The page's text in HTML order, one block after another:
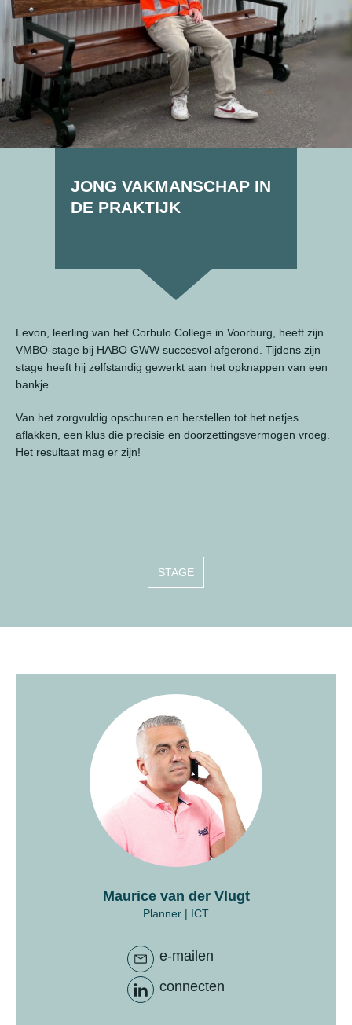
JONG VAKMANSCHAP IN
DE PRAKTIJK
Levon, leerling van het Corbulo College in Voorburg, heeft zijn
VMBO-stage bij HABO GWW succesvol afgerond. Tijdens zijn
stage heeft hij zelfstandig gewerkt aan het opknappen van een
bankje.
Van het zorgvuldig opschuren en herstellen tot het netjes
aflakken, een klus die precisie en doorzettingsvermogen vroeg.
Het resultaat mag er zijn!
STAGE
Maurice van der Vlugt
Planner | ICT
e-mailen
connecten